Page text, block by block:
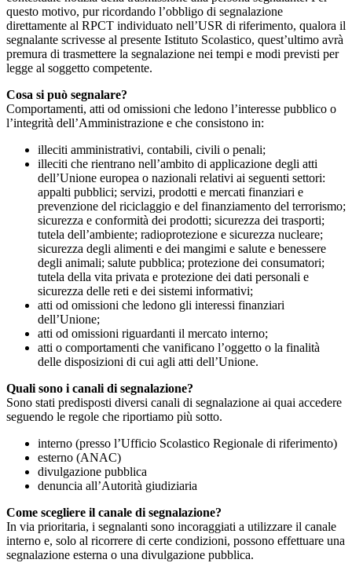
questo motivo, pur ricordando l’obbligo di segnalazione
direttamente al RPCT individuato nell’USR di riferimento, qualora il
segnalante scrivesse al presente Istituto Scolastico, quest’ultimo avrà
premura di trasmettere la segnalazione nei tempi e modi previsti per
legge al soggetto competente.
Cosa si può segnalare?
Comportamenti, atti od omissioni che ledono l’interesse pubblico o
l’integrità dell’Amministrazione e che consistono in:
illeciti amministrativi, contabili, civili o penali;
illeciti che rientrano nell’ambito di applicazione degli atti
dell’Unione europea o nazionali relativi ai seguenti settori:
appalti pubblici; servizi, prodotti e mercati finanziari e
prevenzione del riciclaggio e del finanziamento del terrorismo;
sicurezza e conformità dei prodotti; sicurezza dei trasporti;
tutela dell’ambiente; radioprotezione e sicurezza nucleare;
sicurezza degli alimenti e dei mangimi e salute e benessere
degli animali; salute pubblica; protezione dei consumatori;
tutela della vita privata e protezione dei dati personali e
sicurezza delle reti e dei sistemi informativi;
atti od omissioni che ledono gli interessi finanziari
dell’Unione;
atti od omissioni riguardanti il mercato interno;
atti o comportamenti che vanificano l’oggetto o la finalità
delle disposizioni di cui agli atti dell’Unione.
Quali sono i canali di segnalazione?
Sono stati predisposti diversi canali di segnalazione ai quai accedere
seguendo le regole che riportiamo più sotto.
interno (presso l’Ufficio Scolastico Regionale di riferimento)
esterno (ANAC)
divulgazione pubblica
denuncia all’Autorità giudiziaria
Come scegliere il canale di segnalazione?
In via prioritaria, i segnalanti sono incoraggiati a utilizzare il canale
interno e, solo al ricorrere di certe condizioni, possono effettuare una
segnalazione esterna o una divulgazione pubblica.